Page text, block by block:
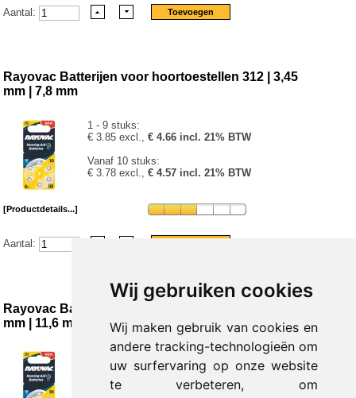
Wij gebruiken cookies
Wij maken gebruik van cookies en
andere tracking-technologieën om
uw surfervaring op onze website
te verbeteren, om
Aantal:
Rayovac Batterijen voor hoortoestellen 312 | 3,45
mm | 7,8 mm
1 - 9 stuks:
€ 3.85 excl.,€ 4.66 incl. 21% BTW
Vanaf 10 stuks:
€ 3.78 excl.,€ 4.57 incl. 21% BTW
[Productdetails...]
Aantal:
Rayovac Batterijen voor hoortoestellen 675 | 5,35
mm | 11,6 mm
Prijs per verpakking:
€ 38.50 excl.,
€ 46.59 incl. 21% BTW